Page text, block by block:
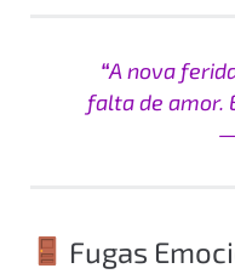
“A nova
falta de amor.
Fugas